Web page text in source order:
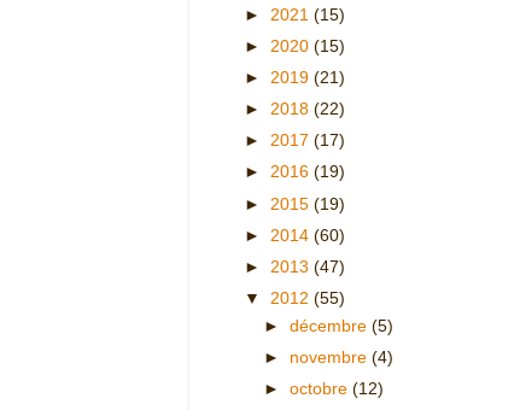
► 2021 (15)
► 2020 (15)
► 2019 (21)
► 2018 (22)
► 2017 (17)
► 2016 (19)
► 2015 (19)
► 2014 (60)
► 2013 (47)
▼ 2012 (55)
►décembre(5)
► novembre(4)
►octobre(12)